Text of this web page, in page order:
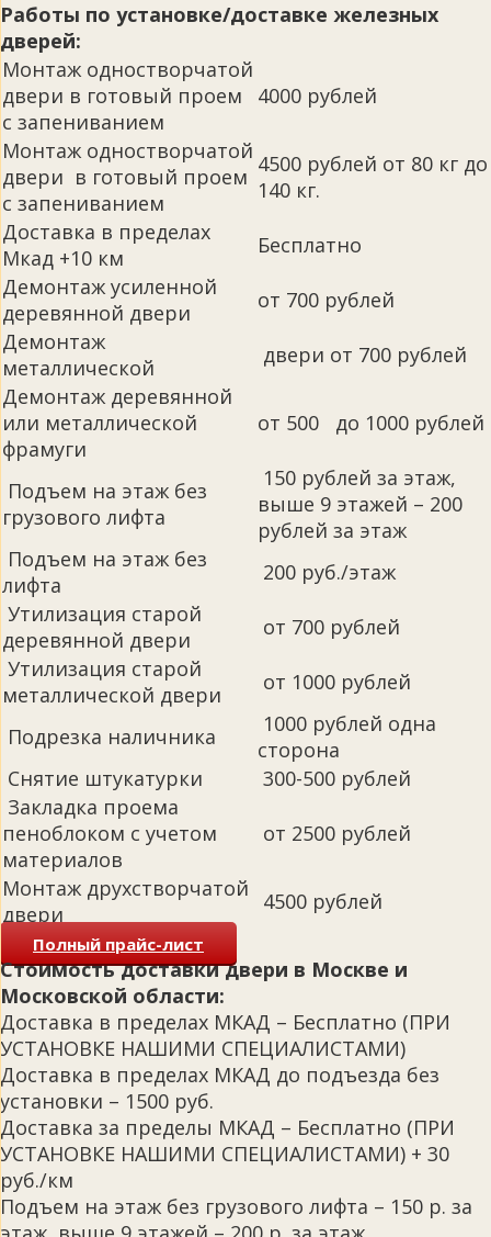
Работы по установке/доставке железных
дверей:
Монтаж одностворчатой
двери в готовый проем
с запениванием
4000 рублей
Монтаж одностворчатой
двери в готовый проем
с запениванием
4500 рублей от 80 кг до
140 кг.
Доставка в пределах
Мкад +10 км
Бесплатно
Демонтаж усиленной
деревянной двери
от 700 рублей
Демонтаж
металлической
двери от 700 рублей
Демонтаж деревянной
или металлической
фрамуги
от 500 до 1000 рублей
Подъем на этаж без
грузового лифта
150 рублей за этаж,
выше 9 этажей – 200
рублей за этаж
Подъем на этаж без
лифта
200 руб./этаж
Утилизация старой
деревянной двери
от 700 рублей
Утилизация старой
металлической двери
от 1000 рублей
Подрезка наличника
1000 рублей одна
сторона
Снятие штукатурки
300-500 рублей
Закладка проема
пеноблоком с учетом
материалов
от 2500 рублей
Монтаж друхстворчатой
двери
4500 рублей
Полный прайс-лист
Стоимость доставки двери в Москве и
Московской области:
Доставка в пределах МКАД – Бесплатно (ПРИ
УСТАНОВКЕ НАШИМИ СПЕЦИАЛИСТАМИ)
Доставка в пределах МКАД до подъезда без
установки – 1500 руб.
Доставка за пределы МКАД – Бесплатно (ПРИ
УСТАНОВКЕ НАШИМИ СПЕЦИАЛИСТАМИ) + 30
руб./км
Подъем на этаж без грузового лифта – 150 р. за